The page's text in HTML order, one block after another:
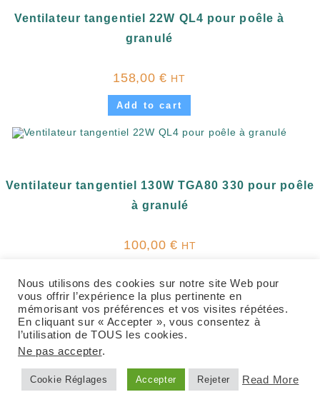
Ventilateur tangentiel 22W QL4 pour poêle à
granulé
158,00€ HT
Add to cart
Ventilateur tangentiel 130W TGA80 330 pour poêle
à granulé
100,00€ HT
Ventilateur tangentiel 115W TGA80 270 pour
poêle à granulé
Nous utilisons des cookies sur notre site Web pour
vous offrir l’expérience la plus pertinente en
mémorisant vos préférences et vos visites répétées.
En cliquant sur « Accepter », vous consentez à
l’utilisation de TOUS les cookies.
Ne pas accepter.
Cookie Réglages Accepter Rejeter Read More